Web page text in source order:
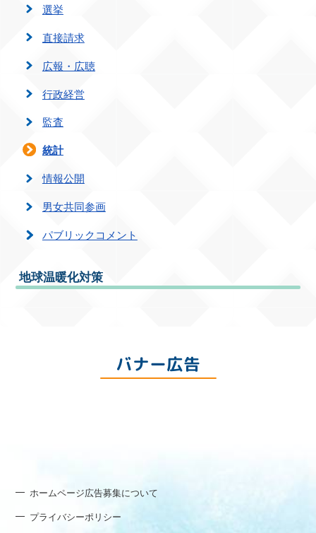
選挙
直接請求
広報・広聴
行政経営
監査
統計
情報公開
男女共同参画
パブリックコメント
地球温暖化対策
バナー広告
ホームページ広告募集について
プライバシーポリシー